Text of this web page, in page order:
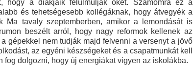
hogy a diákjaik felülmúlják őket. Számomra ez a
és tehetségesebb kollégáknak, hogy átvegyék a
Ma tavaly szeptemberben, amikor a lemondását is
beszélt arról, hogy nagy reformok kellenek az
gépekkel nem tudják majd felvenni a versenyt a jövő
az egyéni készségeket és a csapatmunkát kell
fog dolgozni, hogy új energiákat vigyen az iskolákba.